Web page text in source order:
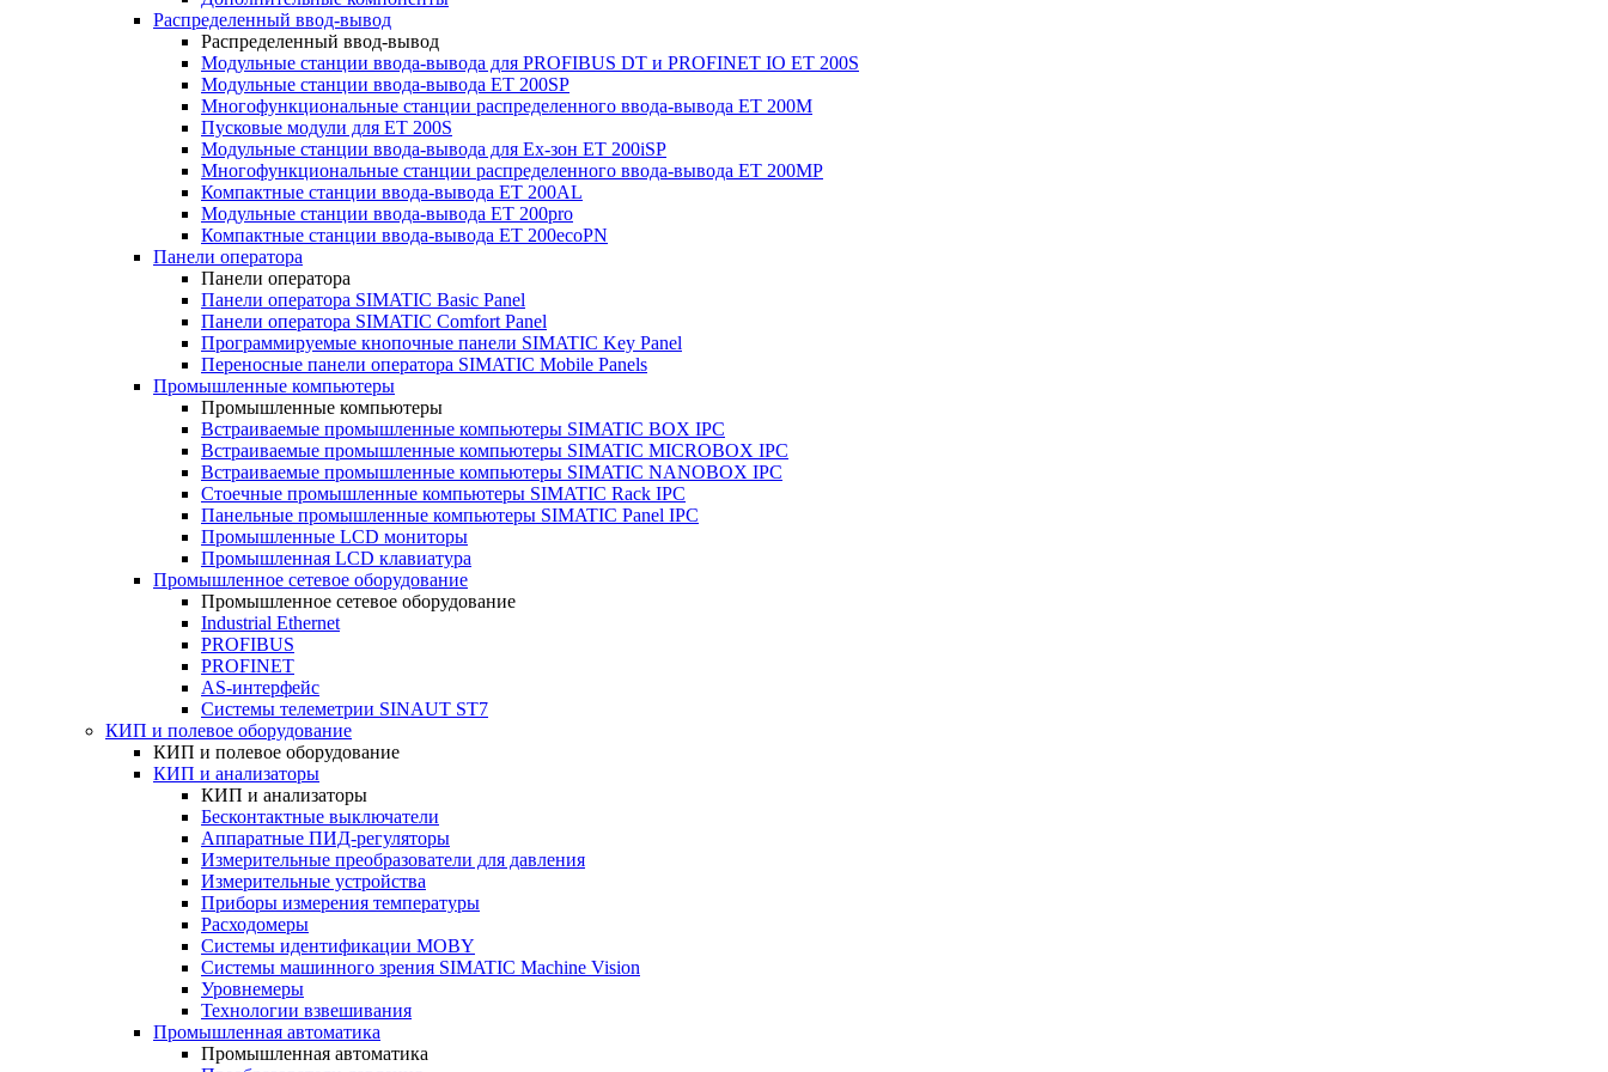
Распределенный ввод-вывод
Распределенный ввод-вывод
Модульные станции ввода-вывода для PROFIBUS DT и PROFINET IO ET 200S
Модульные станции ввода-вывода ET 200SP
Многофункциональные станции распределенного ввода-вывода ET 200M
Пусковые модули для ET 200S
Модульные станции ввода-вывода для Ex-зон ET 200iSP
Многофункциональные станции распределенного ввода-вывода ET 200MP
Компактные станции ввода-вывода ET 200AL
Модульные станции ввода-вывода ET 200pro
Компактные станции ввода-вывода ET 200ecoPN
Панели оператора
Панели оператора
Панели оператора SIMATIC Basic Panel
Панели оператора SIMATIC Comfort Panel
Программируемые кнопочные панели SIMATIC Key Panel
Переносные панели оператора SIMATIC Mobile Panels
Промышленные компьютеры
Промышленные компьютеры
Встраиваемые промышленные компьютеры SIMATIC BOX IPC
Встраиваемые промышленные компьютеры SIMATIC MICROBOX IPC
Встраиваемые промышленные компьютеры SIMATIC NANOBOX IPC
Стоечные промышленные компьютеры SIMATIC Rack IPC
Панельные промышленные компьютеры SIMATIC Panel IPC
Промышленные LCD мониторы
Промышленная LCD клавиатура
Промышленное сетевое оборудование
Промышленное сетевое оборудование
Industrial Ethernet
PROFIBUS
PROFINET
AS-интерфейс
Системы телеметрии SINAUT ST7
КИП и полевое оборудование
КИП и полевое оборудование
КИП и анализаторы
КИП и анализаторы
Бесконтактные выключатели
Аппаратные ПИД-регуляторы
Измерительные преобразователи для давления
Измерительные устройства
Приборы измерения температуры
Расходомеры
Системы идентификации MOBY
Системы машинного зрения SIMATIC Machine Vision
Уровнемеры
Технологии взвешивания
Промышленная автоматика
Промышленная автоматика